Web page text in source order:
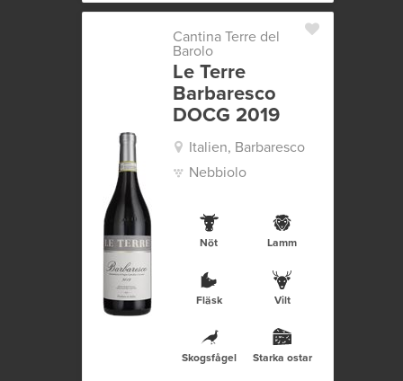
Cantina Terre del
Barolo
Le Terre
Barbaresco
DOCG 2019
Italien, Barbaresco
Nebbiolo
Nöt Lamm
Fläsk Vilt
Skogsfågel Starka ostar